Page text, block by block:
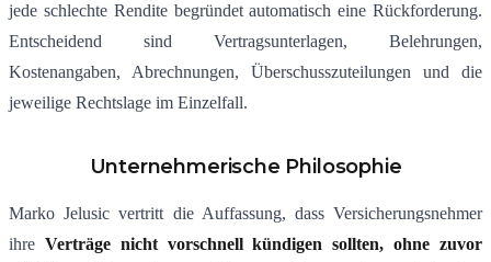
jede schlechte Rendite begründet automatisch eine Rückforderung.
Entscheidend sind Vertragsunterlagen, Belehrungen,
Kostenangaben, Abrechnungen, Überschusszuteilungen und die
jeweilige Rechtslage im Einzelfall.
Unternehmerische Philosophie
Marko Jelusic vertritt die Auffassung, dass Versicherungsnehmer
ihre Verträge nicht vorschnell kündigen sollten, ohne zuvor